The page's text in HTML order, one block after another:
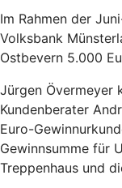
Im Rahmen der
Volksbank
Ostbevern 5.000
Jürgen Övermeyer
Kundenberater
Euro-
Gewinnsumme für
Treppenhaus und